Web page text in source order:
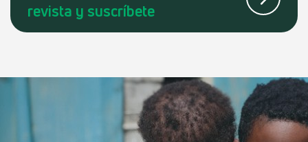
revista y suscríbete